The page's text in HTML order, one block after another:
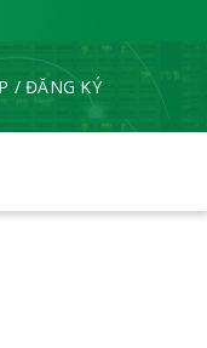
/ ĐĂNG KÝ